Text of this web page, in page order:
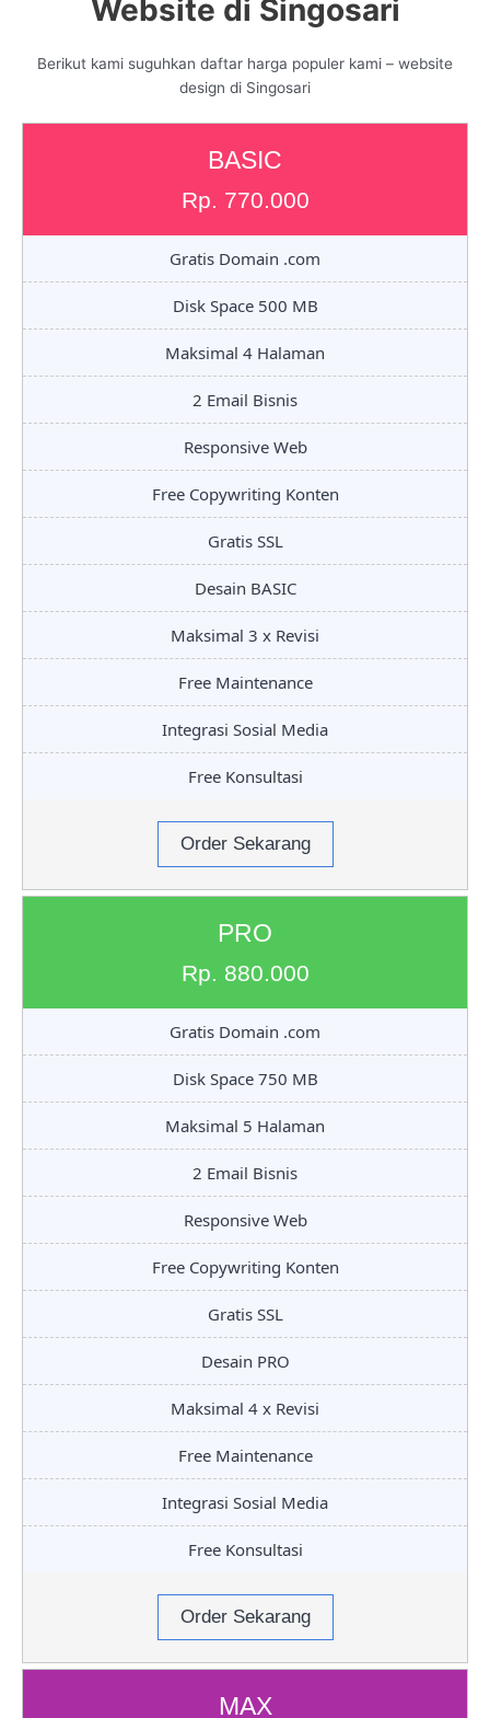
Website di Singosari
Berikut kami suguhkan daftar harga populer kami – website
design di Singosari
BASIC
Rp. 770.000
Gratis Domain .com
Disk Space 500 MB
Maksimal 4 Halaman
2 Email Bisnis
Responsive Web
Free Copywriting Konten
Gratis SSL
Desain BASIC
Maksimal 3 x Revisi
Free Maintenance
Integrasi Sosial Media
Free Konsultasi
Order Sekarang
PRO
Rp. 880.000
Gratis Domain .com
Disk Space 750 MB
Maksimal 5 Halaman
2 Email Bisnis
Responsive Web
Free Copywriting Konten
Gratis SSL
Desain PRO
Maksimal 4 x Revisi
Free Maintenance
Integrasi Sosial Media
Free Konsultasi
Order Sekarang
MAX